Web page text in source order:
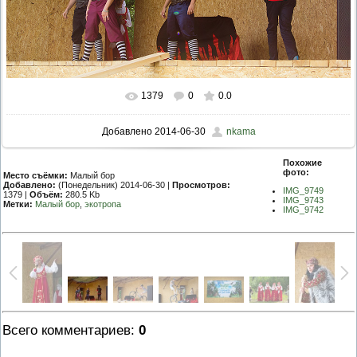
1379 0 0.0
Добавлено2014-06-30 nkama
Место съёмки: Малый бор
Добавлено: (Понедельник) 2014-06-30 |
Просмотров:
1379 | Объём: 280.5 Kb
Метки: Малый бор, экотропа
Похожие
фото:
IMG_9749
IMG_9743
IMG_9742
Всего комментариев: 0